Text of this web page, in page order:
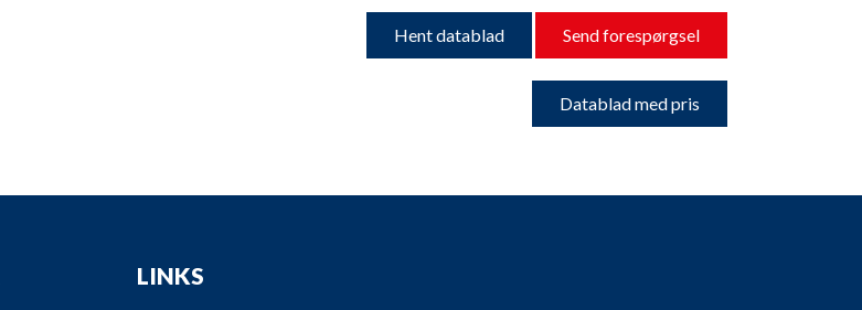
Hent datablad Send forespørgsel
Datablad med pris
LINKS